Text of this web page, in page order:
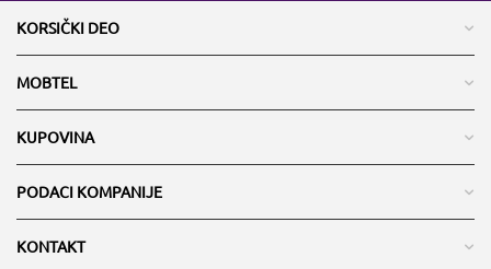
KORSIČKI DEO
MOBTEL
KUPOVINA
PODACI KOMPANIJE
KONTAKT